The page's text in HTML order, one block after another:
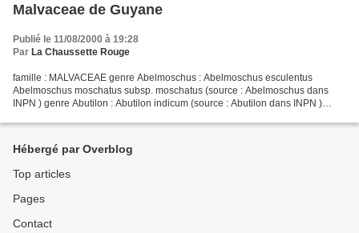
Malvaceae de Guyane
Publié le 11/08/2000 à 19:28
Par La Chaussette Rouge
famille : MALVACEAE genre Abelmoschus : Abelmoschus esculentus
Abelmoschus moschatus subsp. moschatus (source : Abelmoschus dans
INPN ) genre Abutilon : Abutilon indicum (source : Abutilon dans INPN )
Hébergé par Overblog
Top articles
Pages
Contact